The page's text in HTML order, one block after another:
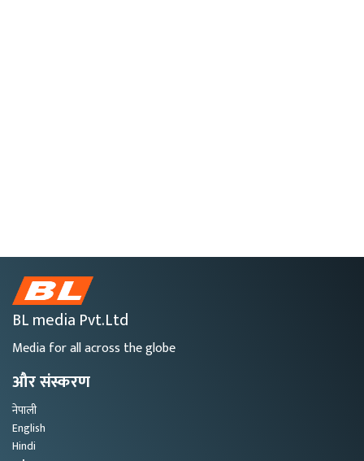
BL media Pvt.Ltd
Media for all across the globe
और संस्करण
नेपाली
English
Hindi